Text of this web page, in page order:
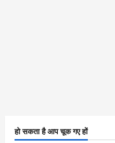
हो सकता है आप चूक गए हों